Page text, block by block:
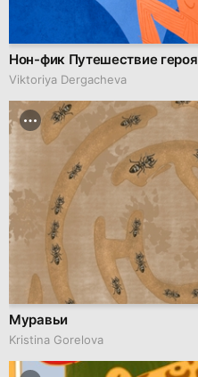
Нон-фик Путешествие героя
Viktoriya Dergacheva
Муравьи
Kristina Gorelova